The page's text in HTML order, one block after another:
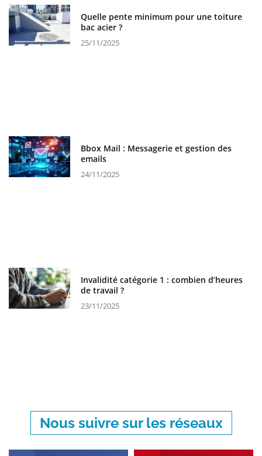
Quelle pente minimum pour une toiture
bac acier ?
25/11/2025
Bbox Mail : Messagerie et gestion des
emails
24/11/2025
Invalidité catégorie 1 : combien d’heures
de travail ?
23/11/2025
Nous suivre sur les réseaux